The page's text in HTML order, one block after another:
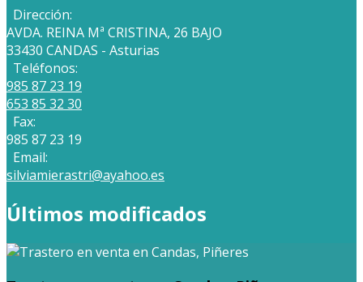
Dirección:
AVDA. REINA Mª CRISTINA, 26 BAJO
33430 CANDAS - Asturias
Teléfonos:
985 87 23 19
653 85 32 30
Fax:
985 87 23 19
Email:
silviamierastri@ayahoo.es
Últimos modificados